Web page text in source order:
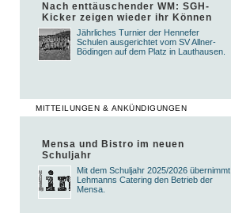
Nach enttäuschender WM: SGH-
Kicker zeigen wieder ihr Können
Jährliches Turnier der Hennefer
Schulen ausgerichtet vom SV Allner-
Bödingen auf dem Platz in Lauthausen.
MITTEILUNGEN & ANKÜNDIGUNGEN
Mensa und Bistro im neuen
Schuljahr
Mit dem Schuljahr 2025/2026 übernimmt
Lehmanns Catering den Betrieb der
Mensa.